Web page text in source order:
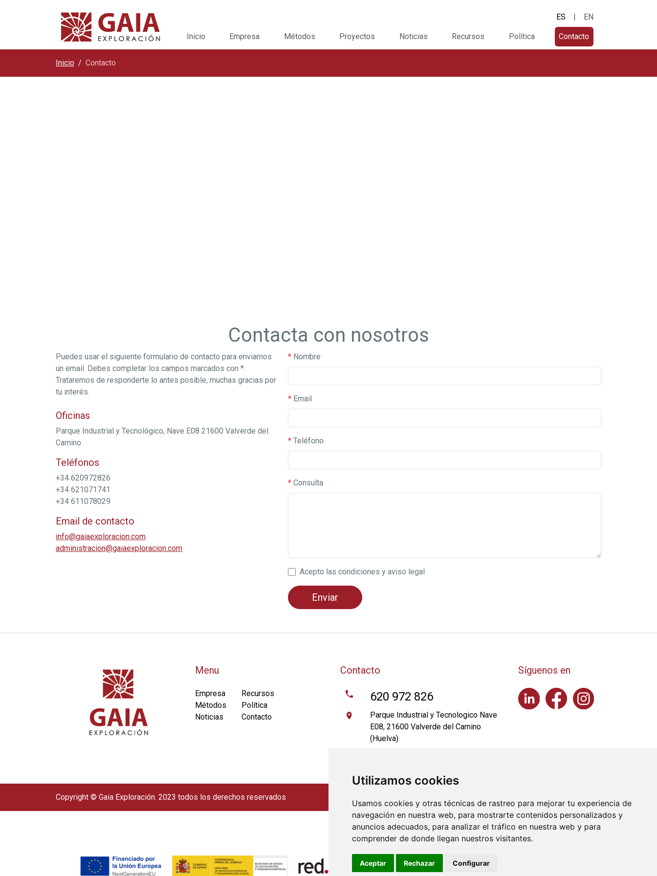
Utilizamos cookies
Usamos cookies y otras técnicas de rastreo para mejorar tu experiencia de
navegación en nuestra web, para mostrarte contenidos personalizados y
anuncios adecuados, para analizar el tráfico en nuestra web y para
comprender de donde llegan nuestros visitantes.
Aceptar Rechazar Configurar
ES | EN
Inicio Empresa Métodos Proyectos Noticias Recursos Política Contacto
Inicio Contacto
Contacta con nosotros
Puedes usar el siguiente formulario de contacto para enviarnos
un email. Debes completar los campos marcados con *.
Trataremos de responderte lo antes posible, muchas gracias por
tu interés.
Oficinas
Parque Industrial y Tecnológico, Nave E08 21600 Valverde del
Camino
Teléfonos
+34 620972826
+34 621071741
+34 611078029
Email de contacto
info@gaiaexploracion.com
administracion@gaiaexploracion.com
* Nombre
* Email
* Teléfono
* Consulta
Acepto las condiciones y aviso legal
Enviar
Menu
Empresa
Métodos
Noticias
Recursos
Política
Contacto
Contacto
620 972 826
Parque Industrial y Tecnologico Nave
E08, 21600 Valverde del Camino
(Huelva)
Síguenos en
Copyright © Gaia Exploración. 2023 todos los derechos reservados